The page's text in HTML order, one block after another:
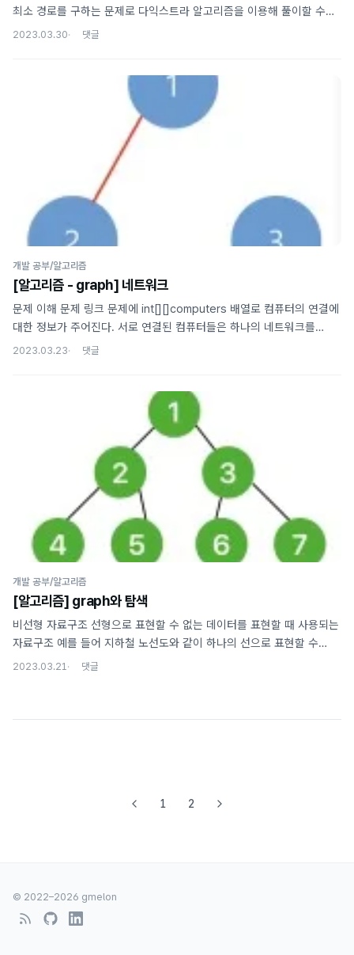
최소 경로를 구하는 문제로 다익스트라 알고리즘을 이용해 풀이할 수
있다. 다익스트라 알고리즘 다익스트라 알고리즘은 아래와 같은
다른 노드로 가는 비용을 계산해 최단 거리 테이블을 갱신 끝날 때 까지
3, 4번 과정을 반복 문제의 테스트 케이스에 적용 1번 노드부터 나머지
노드로의 최단 경로를 구하는 문제이므로 출발 노드는 1번으로 설정
간선에 가중치가 없으므로 출발노드와 이웃하는 노드까지의 거리를 1로
설정 방문하지 않은 노드 중 최단 경로가 최소인 2(또는 3)번 노드를
선택 이웃한 노드의 최..
2023.03.30
개발 공부/알고리즘
[알고리즘 - graph] 네트워크
문제 이해 문제 링크 문제에 int[][]computers 배열로 컴퓨터의 연결에
대한 정보가 주어진다. 서로 연결된 컴퓨터들은 하나의 네트워크를
이룬다고 할 때 총 네트워크의 개수를 구하는 문제이다. 예를 들어
배열에 방문한 노드들을 저장하면서 노드를 탐색해나가는데, 새로운
네트워크가 발견될 때마다 해당 네트워크에 연결된 모든 노드를 탐색
상태로 만들어둔다. 이렇게 하면 아직 탐색되지 않은 노드가 발견된다는
의미가 새로운 네트워크를 발견한다는 의미와 같아지므로 그때마다
count를 증가시켜서 총 네트워크의 개수를 확인할 수 있다. public int
2023.03.23
개발 공부/알고리즘
[알고리즘] graph와 탐색
비선형 자료구조 선형으로 표현할 수 없는 데이터를 표현할 때 사용되는
자료구조 예를 들어 지하철 노선도와 같이 하나의 선으로 표현할 수
없는 데이터를 표현하고자 할 때 사용된다 대표적으로 graph가 비선형
2023.03.21
1 2
© 2022–2026 gmelon